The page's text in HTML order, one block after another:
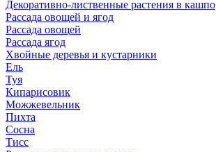
Декоративно-лиственные растения в кашпо
Рассада овощей и ягод
Рассада овощей
Рассада ягод
Хвойные деревья и кустарники
Ель
Туя
Кипарисовик
Можжевельник
Пихта
Сосна
Тисc